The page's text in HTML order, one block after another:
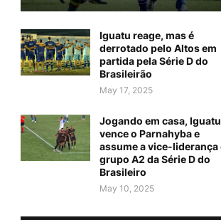
Iguatu reage, mas é
derrotado pelo Altos em
partida pela Série D do
Brasileirão
May 17, 2025
Jogando em casa, Iguatu
vence o Parnahyba e
assume a vice-liderança
grupo A2 da Série D do
Brasileiro
May 10, 2025